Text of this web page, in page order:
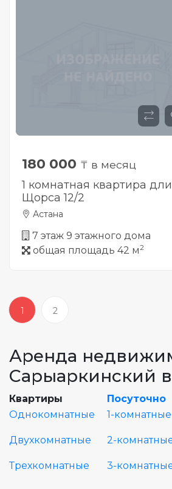
180 000 ₸ в месяц
1 комнатная квартира
Щорса 12/2
Астана
7 этаж 9 этажного дома
общая площадь 42 м2
1 2
Аренда
Сарыаркинcкий
Квартиры
Посуточно
Однокомнатные
1-комнатные
Двухкомнатные 2-
Трехкомнатные 3-